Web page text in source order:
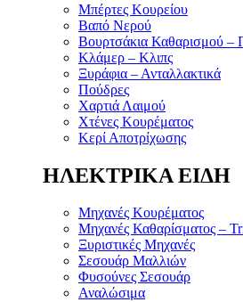
Μπέρτες Κουρείου
Βαπό Νερού
Βουρτσάκια Καθαρισμού –
Κλάμερ – Κλιπς
Ξυράφια – Ανταλλακτικά
Πούδρες
Χαρτιά Λαιμού
Χτένες Κουρέματος
Κερί Αποτρίχωσης
ΗΛΕΚΤΡΙΚΑ ΕΙΔΗ
Μηχανές Κουρέματος
Μηχανές Καθαρίσματος –
Ξυριστικές Μηχανές
Σεσουάρ Μαλλιών
Φυσούνες Σεσουάρ
Αναλώσιμα